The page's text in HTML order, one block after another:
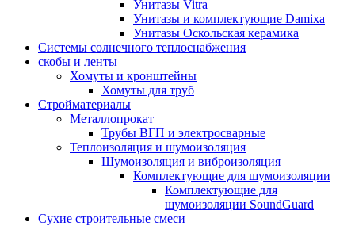
Унитазы Vitra
Унитазы и комплектующие Damixa
Унитазы Оскольская керамика
Системы солнечного теплоснабжения
скобы и ленты
Хомуты и кронштейны
Хомуты для труб
Стройматериалы
Металлопрокат
Трубы ВГП и электросварные
Теплоизоляция и шумоизоляция
Шумоизоляция и виброизоляция
Комплектующие для шумоизоляции
Комплектующие для
шумоизоляции SoundGuard
Сухие строительные смеси